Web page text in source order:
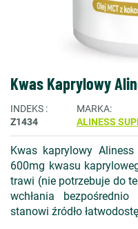
Kwas Kaprylowy
INDEKS
Z1434
MARKA
ALINESS
Kwas kaprylowy
600mg kwasu
trawi (nie potrzebuje do
wchłania
stanowi źródło